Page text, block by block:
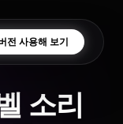
전 사용해 보기
소리